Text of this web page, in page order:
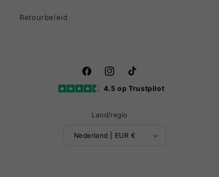
Retourbeleid
FacebookInstagramTikTok
4.5 op Trustpilot
Land/regio
Nederland | EUR €